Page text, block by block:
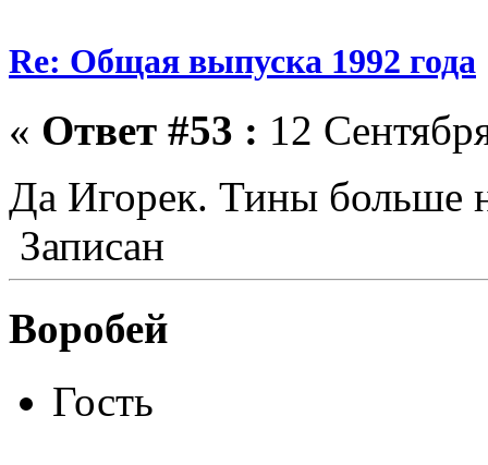
Re: Общая выпуска 1992 года
« Ответ #53 : 12
Да Игорек. Тины больше
Записан
Воробей
Гость